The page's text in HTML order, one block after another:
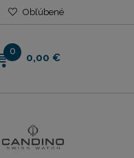
Obľúbené
0
0,00 €